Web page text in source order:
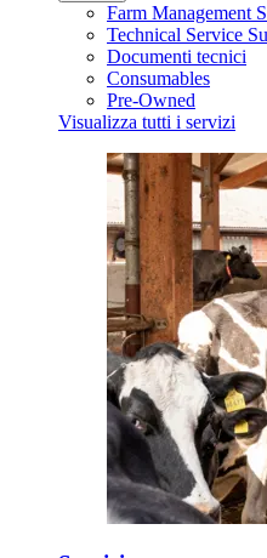
Farm Management
Technical Service
Documenti tecnici
Consumables
Pre-Owned
Visualizza tutti i servizi